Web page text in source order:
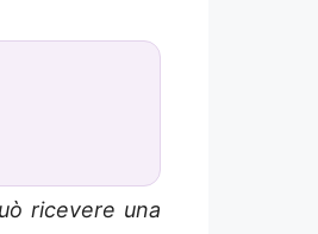
ricevere una